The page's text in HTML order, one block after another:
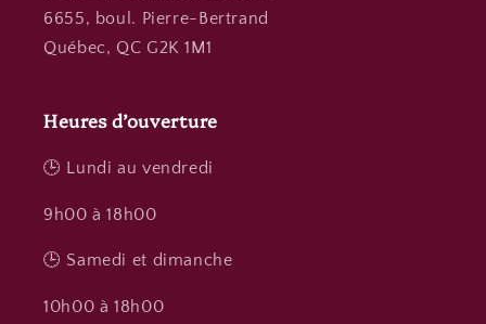
6655, boul. Pierre-Bertrand
Québec, QC G2K 1M1
Heures d’ouverture
🕒 Lundi au vendredi
9h00 à 18h00
🕒 Samedi et dimanche
10h00 à 18h00